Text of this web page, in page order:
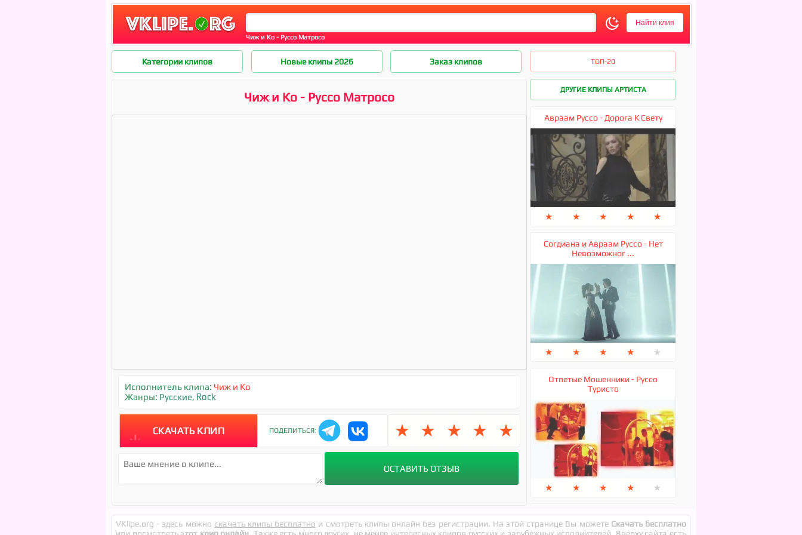
Чиж и Ко - Руссо Матросо
Категории клипов Новые клипы 2026 Заказ клипов ТОП-20
Чиж и Ко - Руссо Матросо
Исполнитель клипа: Чиж и Ко
Жанры: Русские, Rock
СКАЧАТЬ КЛИП ПОДЕЛИТЬСЯ: ★ ★ ★ ★ ★
ДРУГИЕ КЛИПЫ АРТИСТА
Авраам Руссо - Дорога К Свету
★ ★ ★ ★ ★
Согдиана и Авраам Руссо - Нет
Невозможног ...
★ ★ ★ ★ ★
Отпетые Мошенники - Руссо
Туристо
★ ★ ★ ★ ★
Вау Вероника, Марьяна Локель -
ЛЮБИМКА
VKlipe.org - здесь можно скачать клипы бесплатно и смотреть клипы онлайн без регистрации. На этой странице Вы можете Скачать бесплатно